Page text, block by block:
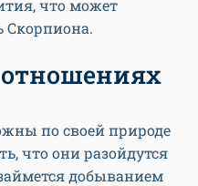
что может
Скорпиона.
отношениях
по своей природе
что они разойдутся
добыванием